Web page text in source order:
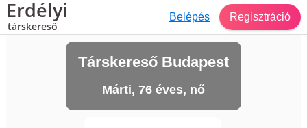
Erdélyi
társkereső
Belépés Regisztráció
Társkereső Budapest
Márti, 76 éves, nő